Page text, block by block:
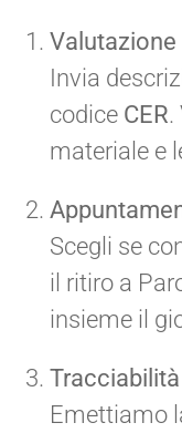
Valutazione
Invia
codice CER.
materiale e
Scegli se
il ritiro a
insieme il
Tracciabilità
Emettiamo